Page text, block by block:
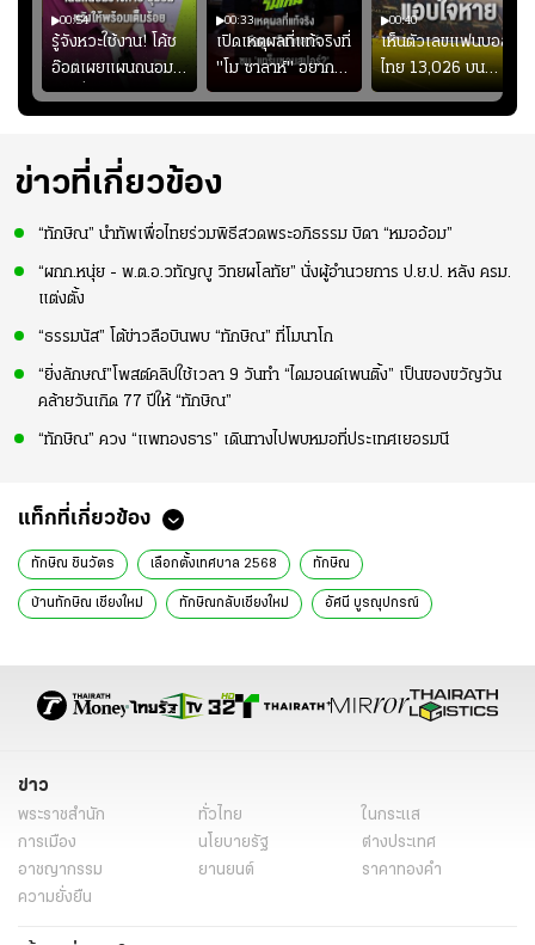
00:54
รู้จังหวะใช้งาน! โค้ช
อ๊อตเผยแผนถนอม
“บุ๋มบิ๋ม” เพื่อรักษา
ร่างกายให้พร้อมที่สุด
00:33
เปิดเหตุผลที่แท้จริงที่
"โม ซาลาห์" อยาก
ย้ายซบ "แทร็บซอนส
ปอร์"
00:40
เห็นตัวเลขแฟนบอล
ไทย 13,026 บน
สกอร์บอร์ดแล้วแอบ
ใจหาย น้อยกว่านัดที่
ข่าวที่เกี่ยวข้อง
“ทักษิณ” นำทัพเพื่อไทยร่วมพิธีสวดพระอภิธรรม บิดา “หมออ้อม”
“ผกก.หนุ่ย - พ.ต.อ.วทัญญู วิทยผโลทัย” นั่งผู้อำนวยการ ป.ย.ป. หลัง ครม.
แต่งตั้ง
“ธรรมนัส” โต้ข่าวลือบินพบ “ทักษิณ” ที่โมนาโก
“ยิ่งลักษณ์”โพสต์คลิปใช้เวลา 9 วันทำ “ไดมอนด์เพนติ้ง” เป็นของขวัญวัน
คล้ายวันเกิด 77 ปีให้ “ทักษิณ”
“ทักษิณ” ควง “แพทองธาร” เดินทางไปพบหมอที่ประเทศเยอรมนี
แท็กที่เกี่ยวข้อง
ทักษิณ ชินวัตร เลือกตั้งเทศบาล 2568 ทักษิณ
บ้านทักษิณ เชียงใหม่ ทักษิณกลับเชียงใหม่ อัศนี บูรณุปกรณ์
ข่าวการเมืองวันนี้ ข่าวการเมือง ไทยรัฐ ข่าววันนี้
ข่าว
พระราชสำนัก ทั่วไทย
ในกระแส
การเมือง
นโยบายรัฐ
ต่างประเทศ
อาชญากรรม
ยานยนต์
ราคาทองคำ
ความยั่งยืน